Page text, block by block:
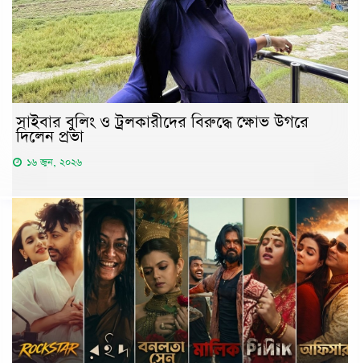
সাইবার বুলিং ও ট্রলকারীদের বিরুদ্ধে ক্ষোভ উগরে
দিলেন প্রভা
১৬ জুন, ২০২৬